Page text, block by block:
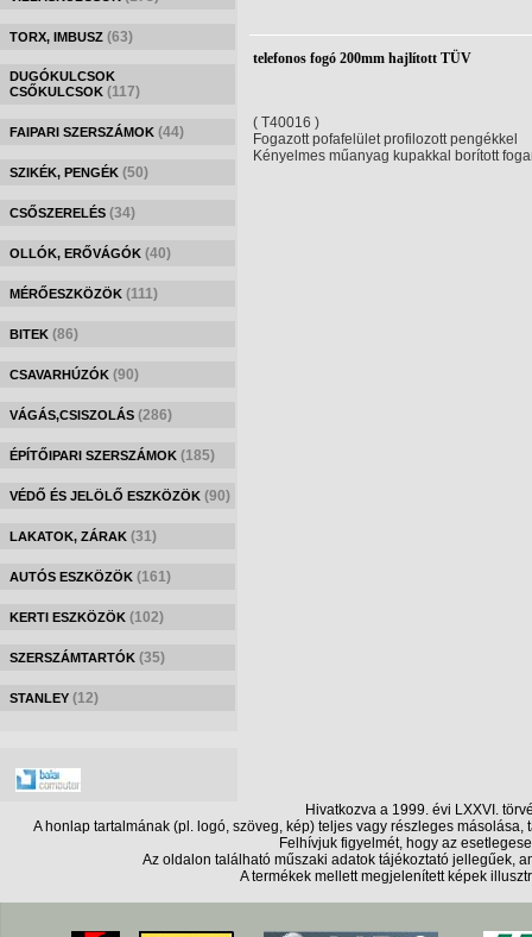
TORX, IMBUSZ (63)
DUGÓKULCSOK
CSŐKULCSOK (117)
FAIPARI SZERSZÁMOK (44)
SZIKÉK, PENGÉK (50)
CSŐSZERELÉS (34)
OLLÓK, ERŐVÁGÓK (40)
MÉRŐESZKÖZÖK (111)
BITEK (86)
CSAVARHÚZÓK (90)
VÁGÁS,CSISZOLÁS (286)
ÉPÍTŐIPARI SZERSZÁMOK (185)
VÉDŐ ÉS JELÖLŐ ESZKÖZÖK (90)
LAKATOK, ZÁRAK (31)
AUTÓS ESZKÖZÖK (161)
KERTI ESZKÖZÖK (102)
SZERSZÁMTARTÓK (35)
STANLEY (12)
telefonos fogó 200mm hajlított TÜV
( T40016 )
Fogazott pofafelület profilozott pengékkel
Kényelmes műanyag kupakkal borított
Hivatkozva a 1999. évi LXXVI.
A honlap tartalmának (pl. logó, szöveg, kép) teljes vagy részleges
Felhívjuk figyelmét, hogy az
Az oldalon található műszaki adatok tájékoztató jellegűek,
A termékek mellett megjelenített képek